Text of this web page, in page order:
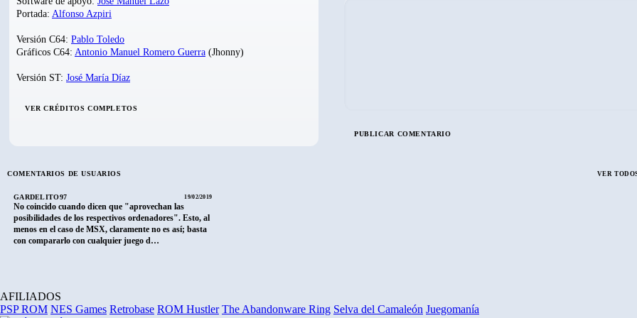
Portada: Alfonso Azpiri
Versión C64: Pablo Toledo
Gráficos C64: Antonio Manuel Romero Guerra (Jhonny)
Versión ST: José María Díaz
VER CRÉDITOS COMPLETOS
COMENTARIOS DE USUARIOS VER
GARDELITO97 19/02/2019
No coincido cuando dicen que "aprovechan las
posibilidades de los respectivos ordenadores". Esto, al
menos en el caso de MSX, claramente no es así; basta
con compararlo con cualquier juego d…
AFILIADOS
PSP ROM NES Games Retrobase ROM Hustler The Abandonware Ring Selva del Camaleón Juegomanía